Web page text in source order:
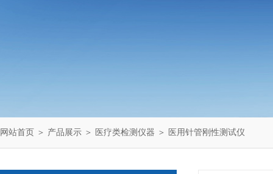
网站首页 ＞ 产品展示 ＞ 医疗类检测仪器 ＞ 医用针管刚性测试仪